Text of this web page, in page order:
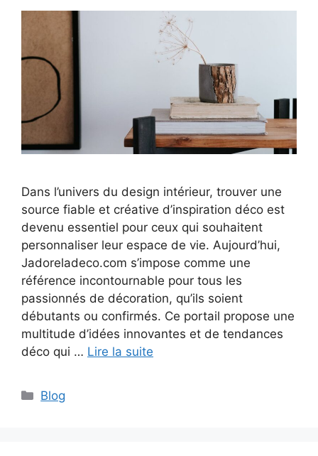
Dans l’univers du design intérieur, trouver une
source fiable et créative d’inspiration déco est
devenu essentiel pour ceux qui souhaitent
personnaliser leur espace de vie. Aujourd’hui,
Jadoreladeco.com s’impose comme une
référence incontournable pour tous les
passionnés de décoration, qu’ils soient
débutants ou confirmés. Ce portail propose une
multitude d’idées innovantes et de tendances
déco qui … Lire la suite
Catégories
Blog